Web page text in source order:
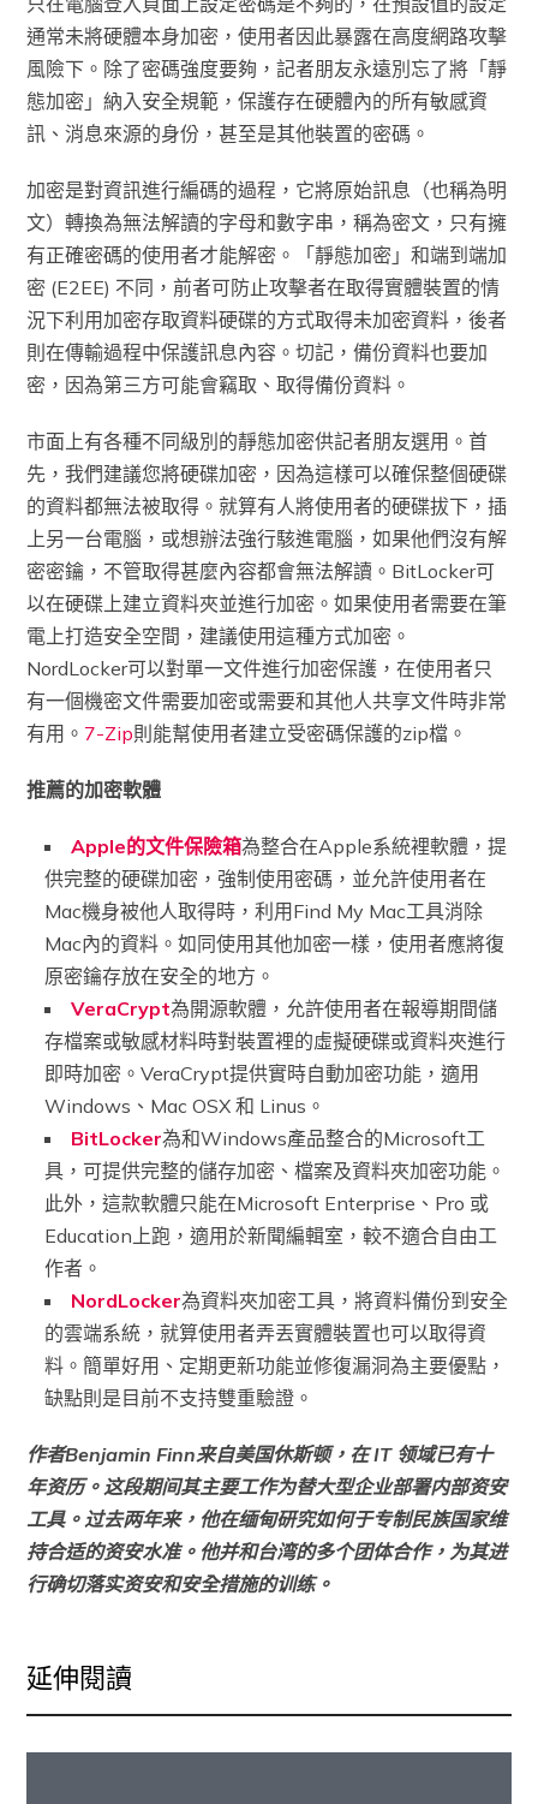
通常未將硬體本身加密，使用者因此暴露在高度網路攻擊
風險下。除了密碼強度要夠，記者朋友永遠別忘了將「靜
態加密」納入安全規範，保護存在硬體內的所有敏感資
訊、消息來源的身份，甚至是其他裝置的密碼。
加密是對資訊進行編碼的過程，它將原始訊息（也稱為明
文）轉換為無法解讀的字母和數字串，稱為密文，只有擁
有正確密碼的使用者才能解密。「靜態加密」和端到端加
密 (E2EE) 不同，前者可防止攻擊者在取得實體裝置的情
況下利用加密存取資料硬碟的方式取得未加密資料，後者
則在傳輸過程中保護訊息內容。切記，備份資料也要加
密，因為第三方可能會竊取、取得備份資料。
市面上有各種不同級別的靜態加密供記者朋友選用。首
先，我們建議您將硬碟加密，因為這樣可以確保整個硬碟
的資料都無法被取得。就算有人將使用者的硬碟拔下，插
上另一台電腦，或想辦法強行駭進電腦，如果他們沒有解
密密鑰，不管取得甚麼內容都會無法解讀。 BitLocker可
以在硬碟上建立資料夾並進行加密。如果使用者需要在筆
電上打造安全空間，建議使用這種方式加密。
NordLocker可以對單一文件進行加密保護，在使用者只
有一個機密文件需要加密或需要和其他人共享文件時非常
有用。 7-Zip則能幫使用者建立受密碼保護的zip檔。
推薦的加密軟體
Apple的文件保險箱為整合在Apple系統裡軟體，提
供完整的硬碟加密，強制使用密碼，並允許使用者在
Mac機身被他人取得時，利用Find My Mac工具消除
Mac內的資料。如同使用其他加密一樣，使用者應將復
原密鑰存放在安全的地方。
VeraCrypt為開源軟體，允許使用者在報導期間儲
存檔案或敏感材料時對裝置裡的虛擬硬碟或資料夾進行
即時加密。VeraCrypt提供實時自動加密功能，適用
Windows、Mac OSX 和 Linus。
BitLocker為和Windows產品整合的Microsoft工
具，可提供完整的儲存加密、檔案及資料夾加密功能。
此外，這款軟體只能在Microsoft Enterprise、Pro 或
Education上跑，適用於新聞編輯室，較不適合自由工
作者。
NordLocker為資料夾加密工具，將資料備份到安全
的雲端系統，就算使用者弄丟實體裝置也可以取得資
料。簡單好用、定期更新功能並修復漏洞為主要優點，
缺點則是目前不支持雙重驗證。
作者Benjamin Finn来自美国休斯顿，在 IT 领域已有十
年资历。这段期间其主要工作为替大型企业部署内部资安
工具。过去两年来，他在缅甸研究如何于专制民族国家维
持合适的资安水准。他并和台湾的多个团体合作，为其进
行确切落实资安和安全措施的训练。
延伸閱讀